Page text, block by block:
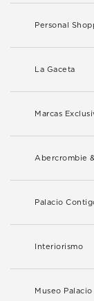
Personal
La Gaceta
Marcas
Abercrombie
Palacio
Interiorismo
Museo Palacio